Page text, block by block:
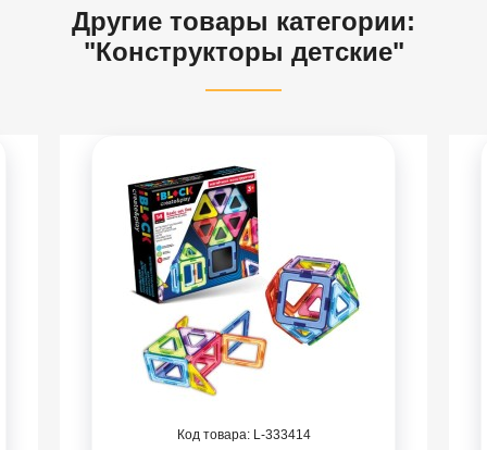
Другие товары категории:
"Конструкторы детские"
333414